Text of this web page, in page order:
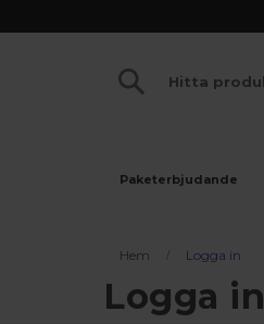
Paketerbjudande
Hem Logga in
Logga in